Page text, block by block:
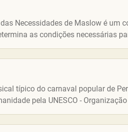
Necessidades de Maslow é um
as condições necessárias
típico do carnaval popular de
pela UNESCO -